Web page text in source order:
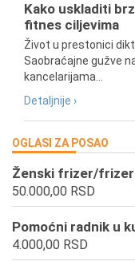
Kako uskladiti
fitnes ciljevima
Život u prestonici
Saobraćajne gužve
kancelarijama...
Detaljnije ›
OGLASI ZA POSAO
Ženski frizer/
50.000,00 RSD
Pomoćni radnik u
4.000,00 RSD